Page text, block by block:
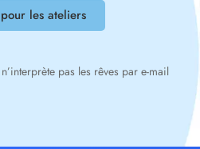
les ateliers
pas les rêves par e-mail